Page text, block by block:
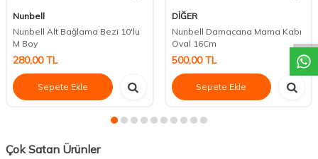
DESTEK
Nunbell
Nunbell Alt Bağlama Bezi 10'lu
M Boy
280,00TL
Sepete Ekle
DİĞER
Nunbell Damacana Mama Kabı
Oval 16Cm
500,00TL
Sepete Ekle
Çok Satan Ürünler